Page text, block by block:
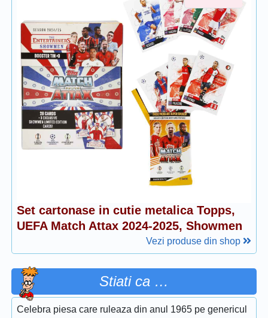
Set cartonase in cutie metalica Topps,
UEFA Match Attax 2024-2025, Showmen
Vezi produse din shop
Stiati ca …
Celebra piesa care ruleaza din anul 1965 pe genericul